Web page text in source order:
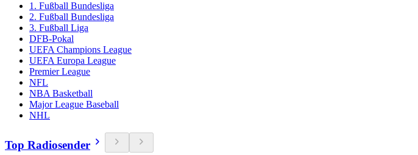
1. Fußball Bundesliga
2. Fußball Bundesliga
3. Fußball Liga
DFB-Pokal
UEFA Champions League
UEFA Europa League
Premier League
NFL
NBA Basketball
Major League Baseball
NHL
Top Radiosender